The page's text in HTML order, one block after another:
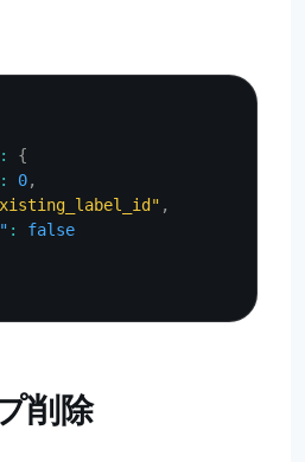
:
{
: 0,
,
:
false
削除